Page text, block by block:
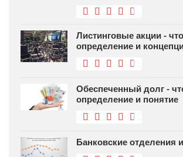
Листинговые акции -
определение и
Обеспеченный долг -
определение и понятие
Банковские отделения